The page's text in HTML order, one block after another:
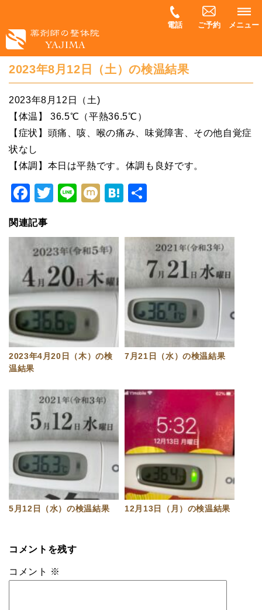
電話 ご予約 メニュー
2023年8月12日（土）の検温結果
2023年8月12日（土)
【体温】 36.5℃（平熱36.5℃）
【症状】頭痛、咳、喉の痛み、味覚障害、その他自覚症
状なし
【体調】本日は平熱です。体調も良好です。
Facebook
Twitter
LineMixiHatena
関連記事
2023年4月20日（木）の検
温結果
7月21日（水）の検温結果
5月12日（水）の検温結果 12月13日（月）の検温結果
コメントを残す
コメント ※